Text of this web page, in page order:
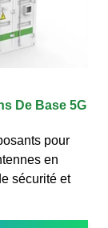
De Base 5G
pour
en
sécurité et